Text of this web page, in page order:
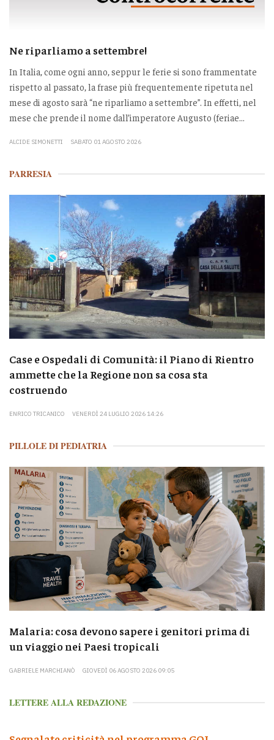
Ne riparliamo a settembre!
In Italia, come ogni anno, seppur le ferie si sono frammentate
rispetto al passato, la frase più frequentemente ripetuta nel
mese di agosto sarà “ne riparliamo a settembre”. In effetti, nel
mese che prende il nome dall’imperatore Augusto (feriae...
ALCIDE SIMONETTI SABATO 01 AGOSTO 2026
PARRESIA
Case e Ospedali di Comunità: il Piano di Rientro
ammette che la Regione non sa cosa sta
costruendo
ENRICO TRICANICO VENERDÌ 24 LUGLIO 2026 14:26
PILLOLE DI PEDIATRIA
Malaria: cosa devono sapere i genitori prima di
un viaggio nei Paesi tropicali
GABRIELE MARCHIANÒ GIOVEDÌ 06 AGOSTO 2026 09:05
LETTERE ALLA REDAZIONE